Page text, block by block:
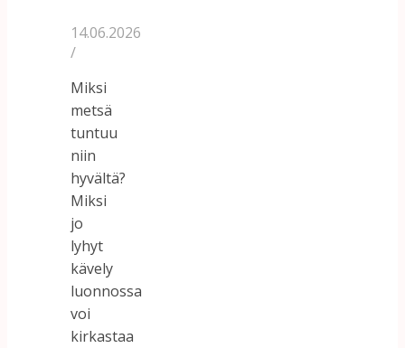
14.06.2026
/
Miksi
metsä
tuntuu
niin
hyvältä?
Miksi
jo
lyhyt
kävely
luonnossa
voi
kirkastaa